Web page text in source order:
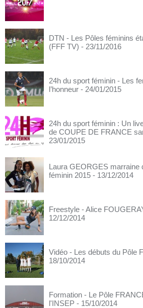
DTN - Les Pôles féminins
(FFF TV) - 23/11/2016
24h du sport féminin - Les
l’honneur - 24/01/2015
24h du sport féminin : Un
de COUPE DE FRANCE
23/01/2015
Laura GEORGES marraine
féminin 2015 - 13/12/2014
Freestyle - Alice
12/12/2014
Vidéo - Les débuts du Pôle
18/10/2014
Formation - Le Pôle
l'INSEP - 15/10/2014